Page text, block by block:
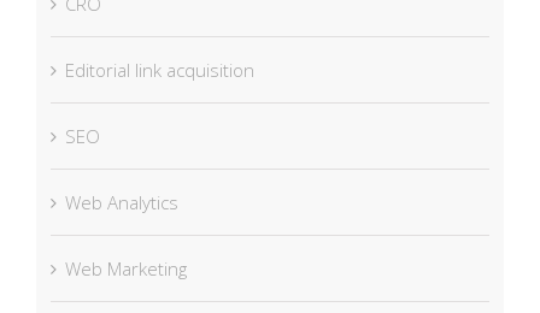
CRO
Editorial link acquisition
SEO
Web Analytics
Web Marketing